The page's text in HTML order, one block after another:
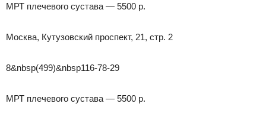
МРТ плечевого сустава — 5500 р.
Москва, Кутузовский проспект, 21, стр. 2
8&nbsp(499)&nbsp116-78-29
МРТ плечевого сустава — 5500 р.